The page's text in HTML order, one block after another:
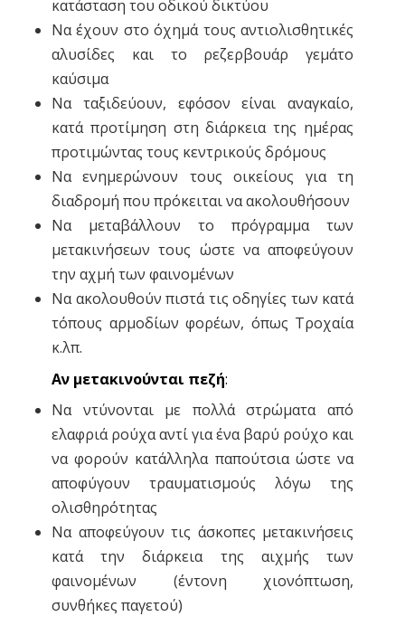
κατάσταση του οδικού δικτύου
Να έχουν στο όχημά τους αντιολισθητικές
αλυσίδες και το ρεζερβουάρ γεμάτο
καύσιμα
Να ταξιδεύουν, εφόσον είναι αναγκαίο,
κατά προτίμηση στη διάρκεια της ημέρας
προτιμώντας τους κεντρικούς δρόμους
Να ενημερώνουν τους οικείους για τη
διαδρομή που πρόκειται να ακολουθήσουν
Να μεταβάλλουν το πρόγραμμα των
μετακινήσεων τους ώστε να αποφεύγουν
την αχμή των φαινομένων
Να ακολουθούν πιστά τις οδηγίες των κατά
τόπους αρμοδίων φορέων, όπως Τροχαία
κ.λπ.
Αν μετακινούνται πεζή:
Να ντύνονται με πολλά στρώματα από
ελαφριά ρούχα αντί για ένα βαρύ ρούχο και
να φορούν κατάλληλα παπούτσια ώστε να
αποφύγουν τραυματισμούς λόγω της
ολισθηρότητας
Να αποφεύγουν τις άσκοπες μετακινήσεις
κατά την διάρκεια της αιχμής των
φαινομένων (έντονη χιονόπτωση,
συνθήκες παγετού)